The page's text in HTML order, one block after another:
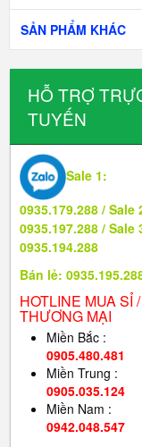
SẢN PHẨM KHÁC
HỖ TRỢ
TUYẾN
Sale 1:
0935.179.288 / Sale
0935.197.288 / Sale
0935.194.288
Bán lẻ:
HOTLINE MUA SỈ /
THƯƠNG MẠI
Miền Bắc :
0905.480.481
Miền Trung :
0905.035.124
Miền Nam :
0942.048.547